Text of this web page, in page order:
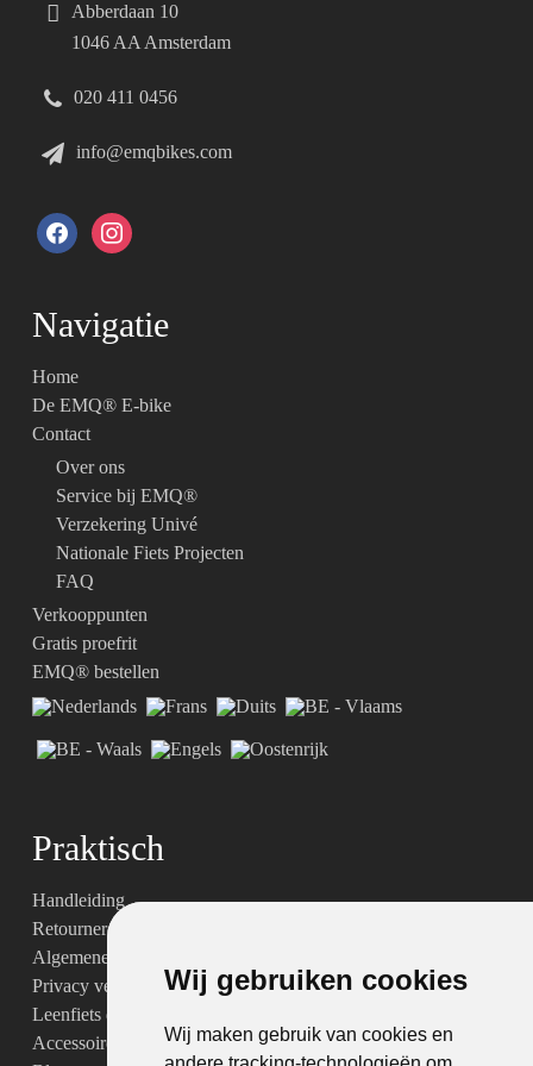
Wij gebruiken cookies
Wij maken gebruik van cookies en
Wij gebruiken cookies
Wij maken gebruik van cookies en
Abberdaan 10
1046 AA Amsterdam
020 411 0456
info@emqbikes.com
facebookinstagram
Navigatie
Home
De EMQ® E-bike
Contact
Over ons
Service bij EMQ®
Verzekering Univé
Nationale Fiets Projecten
FAQ
Verkooppunten
Gratis proefrit
EMQ® bestellen
Praktisch
Handleiding
Retourneren & garantie
Algemene voorwaarden
Privacy verklaring
Leenfiets dienst- en productvoorwaarden
Accessoires